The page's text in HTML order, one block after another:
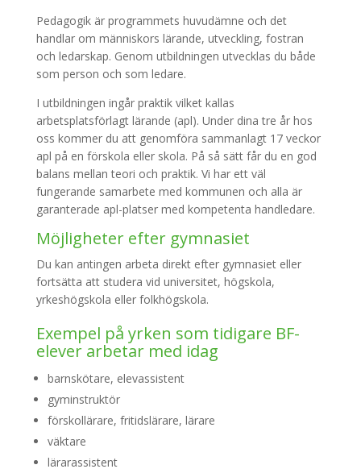
Pedagogik är programmets huvudämne och det
handlar om människors lärande, utveckling, fostran
och ledarskap. Genom utbildningen utvecklas du både
som person och som ledare.
I utbildningen ingår praktik vilket kallas
arbetsplatsförlagt lärande (apl). Under dina tre år hos
oss kommer du att genomföra sammanlagt 17 veckor
apl på en förskola eller skola. På så sätt får du en god
balans mellan teori och praktik. Vi har ett väl
fungerande samarbete med kommunen och alla är
garanterade apl-platser med kompetenta handledare.
Möjligheter efter gymnasiet
Du kan antingen arbeta direkt efter gymnasiet eller
fortsätta att studera vid universitet, högskola,
yrkeshögskola eller folkhögskola.
Exempel på yrken som tidigare BF-
elever arbetar med idag
barnskötare, elevassistent
gyminstruktör
förskollärare, fritidslärare, lärare
väktare
lärarassistent